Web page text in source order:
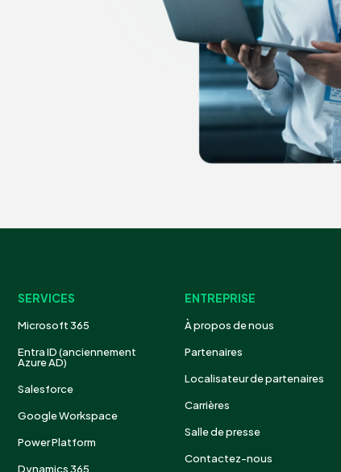
SERVICES
Microsoft 365
Entra ID (anciennement
Azure AD)
Salesforce
Google Workspace
Power Platform
Dynamics 365
ENTREPRISE
À propos de nous
Partenaires
Localisateur de partenaires
Carrières
Salle de presse
Contactez-nous